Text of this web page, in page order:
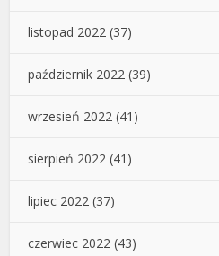
listopad 2022 (37)
październik 2022 (39)
wrzesień 2022 (41)
sierpień 2022 (41)
lipiec 2022 (37)
czerwiec 2022 (43)